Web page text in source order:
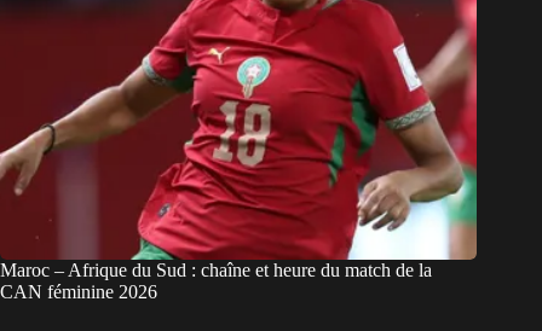
Maroc – Afrique du Sud : chaîne et heure du match de la
CAN féminine 2026